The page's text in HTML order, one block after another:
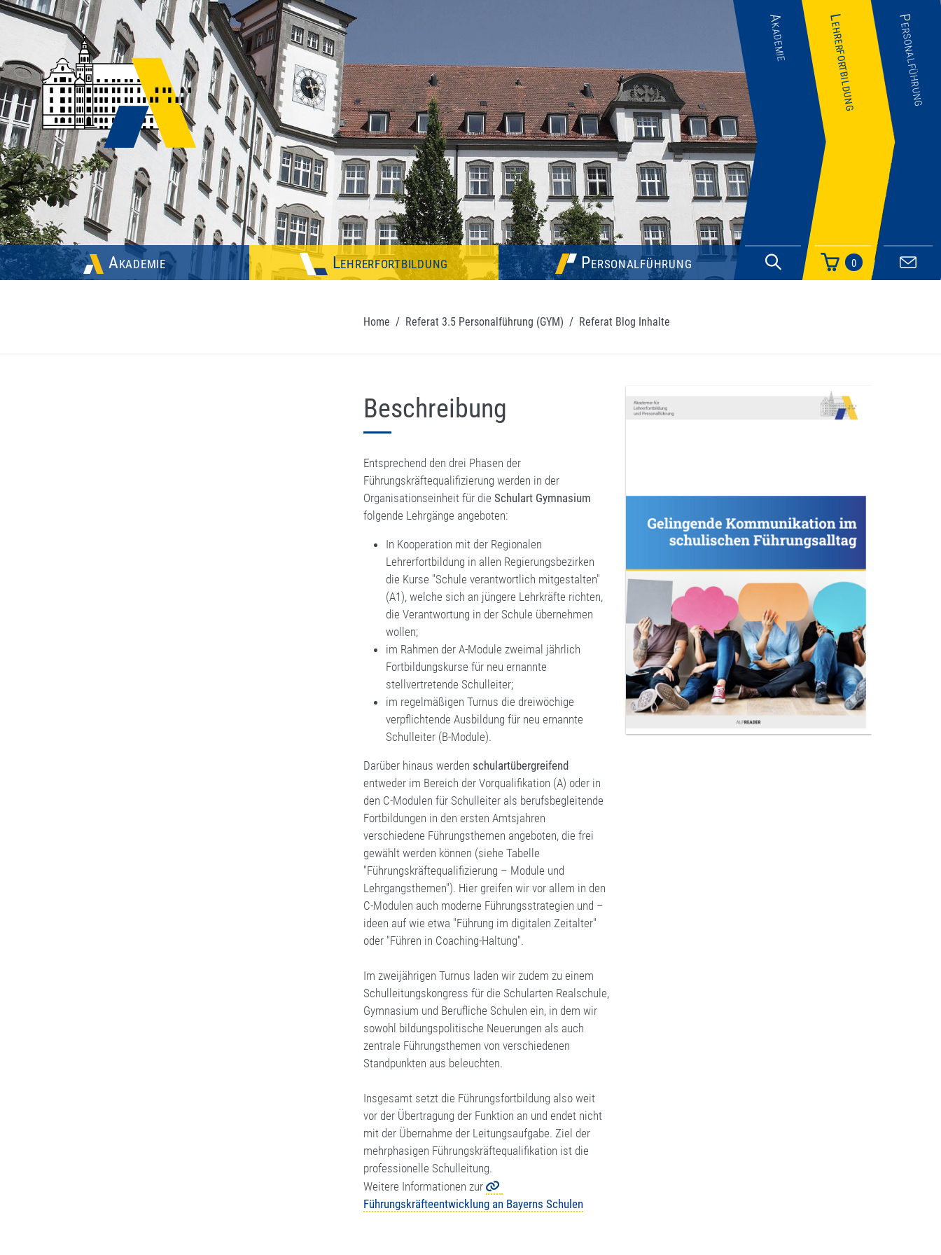
Akademie Lehrerfortbildung Personalführung 0
Akademie Lehrerfortbildung Personalführung
Home / Referat 3.5 Personalführung (GYM) / Referat Blog Inhalte
Beschreibung
Entsprechend den drei Phasen der
Führungskräftequalifizierung werden in der
Organisationseinheit für die Schulart Gymnasium
folgende Lehrgänge angeboten:
In Kooperation mit der Regionalen
Lehrerfortbildung in allen Regierungsbezirken
die Kurse "Schule verantwortlich mitgestalten"
(A1), welche sich an jüngere Lehrkräfte richten,
die Verantwortung in der Schule übernehmen
wollen;
im Rahmen der A-Module zweimal jährlich
Fortbildungskurse für neu ernannte
stellvertretende Schulleiter;
im regelmäßigen Turnus die dreiwöchige
verpflichtende Ausbildung für neu ernannte
Schulleiter (B-Module).
Darüber hinaus werden schulartübergreifend
entweder im Bereich der Vorqualifikation (A) oder in
den C-Modulen für Schulleiter als berufsbegleitende
Fortbildungen in den ersten Amtsjahren
verschiedene Führungsthemen angeboten, die frei
gewählt werden können (siehe Tabelle
"Führungskräftequalifizierung – Module und
Lehrgangsthemen"). Hier greifen wir vor allem in den
C-Modulen auch moderne Führungsstrategien und –
ideen auf wie etwa "Führung im digitalen Zeitalter"
oder "Führen in Coaching-Haltung".
Im zweijährigen Turnus laden wir zudem zu einem
Schulleitungskongress für die Schularten Realschule,
Gymnasium und Berufliche Schulen ein, in dem wir
sowohl bildungspolitische Neuerungen als auch
zentrale Führungsthemen von verschiedenen
Standpunkten aus beleuchten.
Insgesamt setzt die Führungsfortbildung also weit
vor der Übertragung der Funktion an und endet nicht
mit der Übernahme der Leitungsaufgabe. Ziel der
mehrphasigen Führungskräftequalifikation ist die
professionelle Schulleitung.
Weitere Informationen zur
Führungskräfteentwicklung an Bayerns Schulen